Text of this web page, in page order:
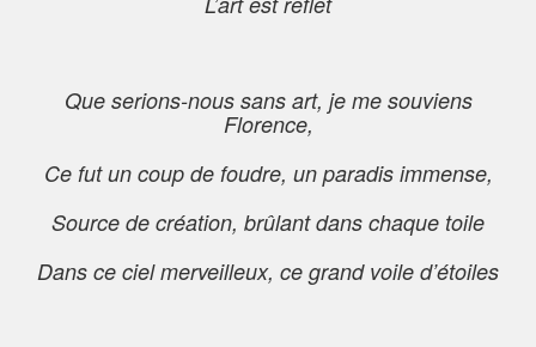
Que serions-nous sans art, je me souviens
Florence,
Ce fut un coup de foudre, un paradis immense,
Source de création, brûlant dans chaque toile
Dans ce ciel merveilleux, ce grand voile d’étoiles